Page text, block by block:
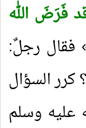
فَرَضَ الله
فقال رجلٌ:
كرر السؤال
عليه وسلم